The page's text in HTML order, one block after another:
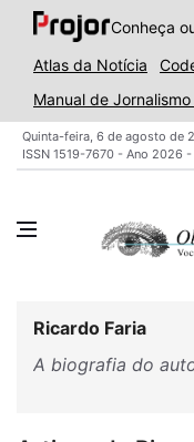
Conheça
Atlas da Notícia
Manual de
Quinta-feira, 6 de agosto de
ISSN 1519-7670 - Ano 2026 -
Ricardo Faria
A biografia do